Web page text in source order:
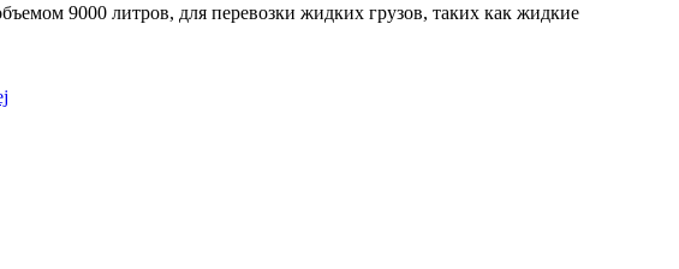
9000 литров, для перевозки жидких грузов, таких как жидкие